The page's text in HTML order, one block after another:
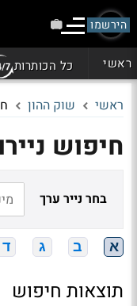
הירשמו
ראשי כל הכותרות
ראשי שוק ההון
חיפוש
בחר נייר ערך
א ב ג ד
תוצאות חיפוש